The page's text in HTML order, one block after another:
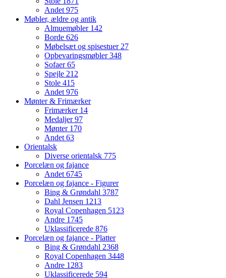
Andet975
Møbler, ældre og antik
Almuemøbler 142
Borde 626
Møbelsæt og spisestuer27
Opbevaringsmøbler348
Sofaer65
Spejle 212
Stole 415
Andet976
Mønter & Frimærker
Frimærker 14
Medaljer97
Mønter 170
Andet63
Orientalsk
Diverse orientalsk 775
Porcelæn og fajance
Andet6745
Porcelæn og fajance - Figurer
Bing & Grøndahl 3787
Dahl Jensen 1213
Royal Copenhagen 5123
Andre 1745
Uklassificerede 876
Porcelæn og fajance - Platter
Bing & Grøndahl 2368
Royal Copenhagen 3448
Andre 1283
Uklassificerede 594